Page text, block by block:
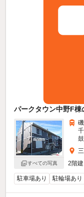
パークタウン中野F棟
すべての写真
2階
駐車場あり 駐輪場あり